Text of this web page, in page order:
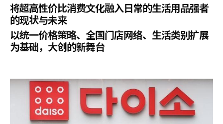
将超高性价比消费文化融入日常的生活用品强者
的现状与未来
以统一价格策略、全国门店网络、生活类别扩展
为基础，大创的新舞台